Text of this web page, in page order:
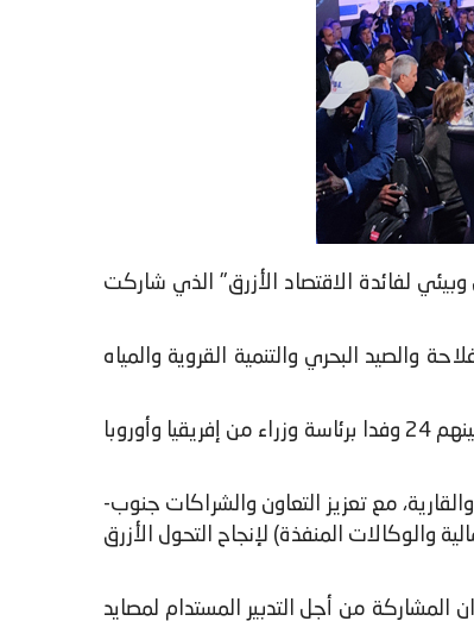
واقتصادي وبيئي لفائدة الاقتصاد الأزرق" الذي شاركت
والصيد البحري والتنمية القروية والمياه
وعرف هذا الاجتماع المنعقد على هامش معرض "أليوتيس" الدولي، حضور أزيد من 270 مشارك يمثلون 32 دولة، من بينهم 24 وفدا برئاسة وزراء من إفريقيا وأوروبا
مع تعزيز التعاون والشراكات جنوب-
والوكالات المنفذة) لإنجاح التحول الأزرق
قدرات البلدان المشاركة من أجل التدبير المستدام لمصايد